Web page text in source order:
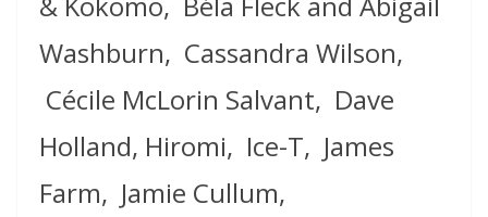
Washburn, Cassandra Wilson,
Cécile McLorin Salvant, Dave
Holland, Hiromi, Ice-T, James
Farm, Jamie Cullum,